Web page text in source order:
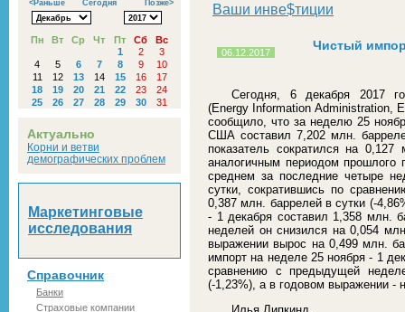
<Раньше Сегодня Позже>
Пн Вт Ср Чт Пт Сб
Вс
1
2
3
4
5 6 7 8 9
10
11
12 13 14 15 16
17
18
19 20 21 22 23
24
25
26 27 28 29 30 31
Актуально
Корни и ветви
демографических проблем
Маркетинговые
исследования
Справочник
Банки
Страховые компании
Ваши инве$тиции
06.12.2017 Чистый
Сегодня, 6 декабря 2017
(Energy Information Administration,
сообщило, что за неделю 25
США составил 7,202 млн.
показатель сократился на
аналогичным периодом
среднем за последние четыре
сутки, сократившись по
0,387 млн. баррелей в сутки (-
- 1 декабря составил 1,358 млн.
неделей он снизился на 0,054
выражении вырос на 0,499 млн.
импорт на неделе 25 ноября - 1
сравнению с предыдущей
(-1,23%), а в годовом выражении -